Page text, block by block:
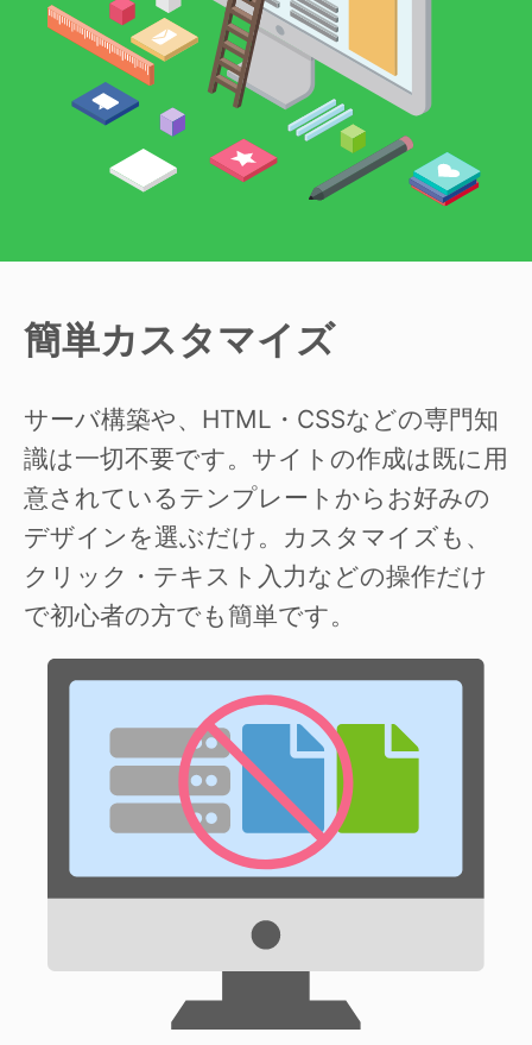
簡単カスタマイズ
サーバ構築や、HTML・CSSなどの専門知
識は一切不要です。サイトの作成は既に用
意されているテンプレートからお好みの
デザインを選ぶだけ。カスタマイズも、
クリック・テキスト入力などの操作だけ
で初心者の方でも簡単です。